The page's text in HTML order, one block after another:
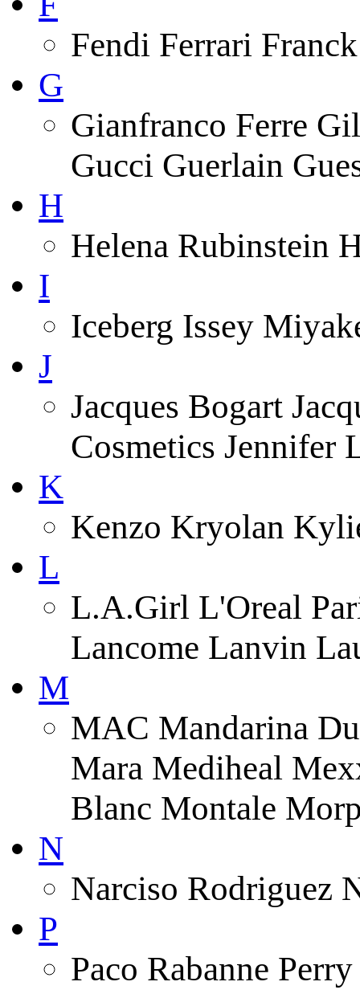
Fendi Ferrari
G
Gianfranco Ferre
Gucci Guerlain
H
Helena Rubinstein
I
Iceberg Issey
J
Jacques Bogart
Cosmetics Jennifer
K
Kenzo Kryolan
L
L.A.Girl L'Oreal
Lancome Lanvin
M
MAC Mandarina
Mara Mediheal
Blanc Montale
N
Narciso Rodriguez
P
Paco Rabanne